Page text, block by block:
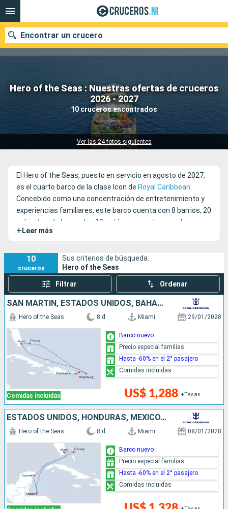
Hero of the Seas : Nuestras ofertas de cruceros
2026 - 2027
10 cruceros encontrados
Ver las 24 fotos siguientes
Encontrar un crucero
Nuestros destinos
Fecha de salida
El Hero of the Seas, puesto en servicio en agosto de 2027,
es el cuarto barco de la clase Icon de Royal Caribbean.
Concebido como una concentración de entretenimiento y
experiencias familiares, este barco cuenta con 8 barrios, 20
cubiertas, de las cuales 18 están reservadas para los
pasajeros, 2.814 camarotes y una capacidad de 5.654
eslora y 248.663 GT, el Hero of the Seas se impone entre los
barcos de crucero más impresionantes de su generación.
Sus sister-ships son el
, el
Star of the Seas
y elLegend of the Seas.
+ Leer más
10
cruceros
Sus criterios de búsqueda:
Hero of the Seas
Filtrar Ordenar
SAN MARTÍN, ESTADOS UNIDOS, BAHAMAS
Comidas incluidas
Hero of the Seas 8 d Miami 29/01/2028
US$ 1,288 +Tasas
Barco nuevo
Precio especial familias
Hasta -60% en el 2° pasajero
Comidas incluidas
ESTADOS UNIDOS, HONDURAS, MÉXICO, BAHAMAS
Hero of the Seas 8 d Miami 08/01/2028
Barco nuevo
Precio especial familias
Hasta -60% en el 2° pasajero
Comidas incluidas